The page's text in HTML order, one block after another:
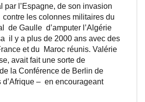
par l’Espagne, de son invasion
les colonnes militaires du
de Gaulle d’amputer l’Algérie
il y a plus de 2000 ans avec des
et du Maroc réunis. Valérie
avait fait une sorte de
la Conférence de Berlin de
– en encourageant